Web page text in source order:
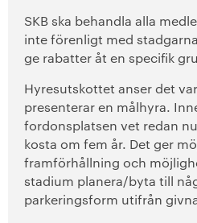
SKB ska behandla alla
inte förenligt med
ge rabatter åt en specifik
Hyresutskottet anser det
presenterar en målhyra.
fordonsplatsen vet redan
kosta om fem år. Det ger
framförhållning och
stadium planera/byta till
parkeringsform utifrån